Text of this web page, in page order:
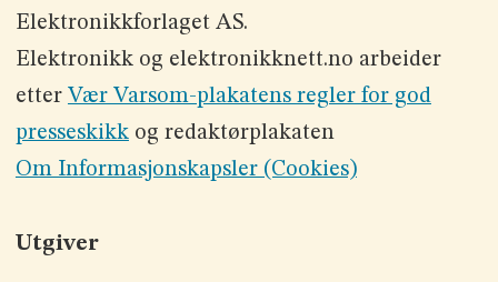
Elektronikkforlaget AS.
Elektronikk og elektronikknett.no arbeider
etter Vær Varsom-plakatens regler for god
presseskikkog redaktørplakaten
Om Informasjonskapsler (Cookies)
Utgiver